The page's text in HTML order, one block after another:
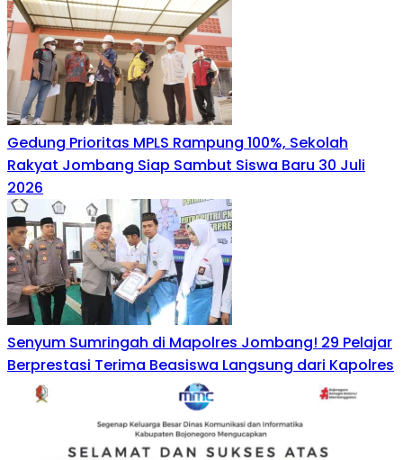
Gedung Prioritas MPLS Rampung 100%, Sekolah
Rakyat Jombang Siap Sambut Siswa Baru 30 Juli
2026
Senyum Sumringah di Mapolres Jombang! 29 Pelajar
Berprestasi Terima Beasiswa Langsung dari Kapolres